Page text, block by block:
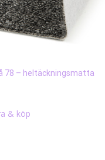
78 – heltäckningsmatta
& köp